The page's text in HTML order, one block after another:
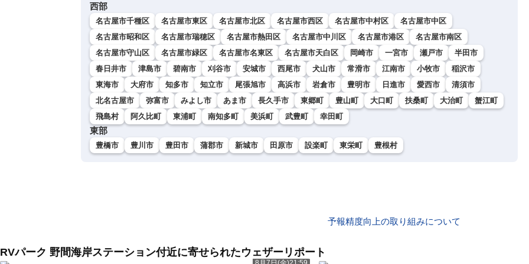
西部
名古屋市千種区 名古屋市東区 名古屋市北区 名古屋市西区 名古屋市中村区
名古屋市中区
名古屋市昭和区
名古屋市瑞穂区 名古屋市熱田区 名古屋市中川区 名古屋市港区
名古屋市南区
名古屋市守山区
名古屋市緑区 名古屋市名東区 名古屋市天白区 岡崎市 一宮市 瀬戸市
半田市
春日井市
津島市 碧南市 刈谷市 安城市 西尾市 犬山市 常滑市 江南市 小牧市
稲沢市
東海市
大府市 知多市 知立市 尾張旭市 高浜市 岩倉市 豊明市 日進市 愛西市
清須市
北名古屋市
弥富市 みよし市 あま市 長久手市 東郷町 豊山町 大口町 扶桑町 大治町
蟹江町
飛島村
阿久比町 東浦町 南知多町 美浜町 武豊町 幸田町
東部
豊橋市 豊川市 豊田市 蒲郡市 新城市 田原市 設楽町 東栄町 豊根村
予報精度向上の取り組みについて
RVパーク 野間海岸ステーション付近に寄せられたウェザーリポート